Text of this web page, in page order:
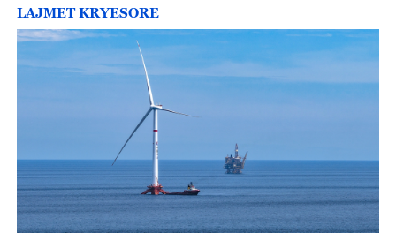
LAJMET KRYESORE